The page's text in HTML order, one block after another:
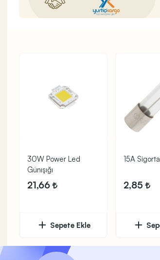
30W Power Led
Günışığı
21,66
Sepete Ekle
15A
2,85